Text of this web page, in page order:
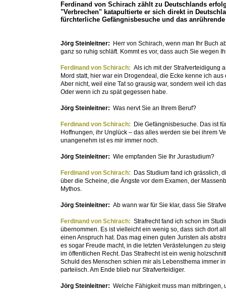
Ferdinand von Schirach zählt zu Deutschlands
"Verbrechen" katapultierte er sich direkt in
fürchterliche Gefängnisbesuche und das
Jörg Steinleitner:
Herr von Schirach, wenn man Ihr Buch
ganz so ruhig schläft. Kommt es vor, dass auch Sie wegen
Ferdinand von Schirach: Als ich mit der Strafverteidigung
Mord statt, hier war ein Drogendeal, die Ecke kenne ich
Aber nicht, weil eine Tat so grausig war, sondern weil ich
Oder wenn ich zu spät gegessen habe.
Jörg Steinleitner: Was nervt Sie an Ihrem Beruf?
Ferdinand von Schirach:
Die Gefängnisbesuche. Das ist
Hoffnungen, ihr Unglück – das alles werden sie bei ihrem
unangenehm ist es mir immer noch.
Jörg Steinleitner: Wie empfanden Sie Ihr Jurastudium?
Ferdinand von Schirach:
Das Studium fand ich grässlich,
über die Scheine, die Ängste vor dem Examen, der
Mythos.
Jörg Steinleitner: Ab wann war für Sie klar, dass Sie
Ferdinand von Schirach: Strafrecht fand ich schon im
übernommen. Es ist vielleicht ein wenig so, dass sich dort
einen Anspruch hat. Das mag einen guten Juristen als
es sogar Freude macht, in die letzten Verästelungen zu
im öffentlichen Recht. Das Strafrecht ist ein wenig
Schuld des Menschen schien mir als Lebensthema immer
parteiisch. Am Ende blieb nur Strafverteidiger.
Jörg Steinleitner: Welche Fähigkeit muss man mitbringen,